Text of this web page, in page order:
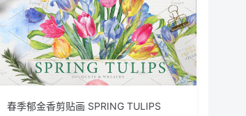
春季郁金香剪贴画 SPRING TULIPS